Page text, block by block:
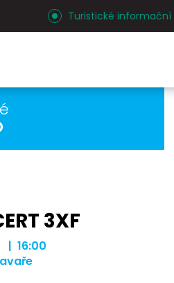
Turistické
3XF
| 16:00